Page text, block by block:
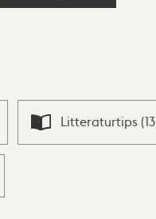
Litteraturtips (13